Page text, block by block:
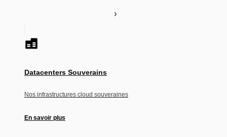
Datacenters Souverains
Nos infrastructures cloud souveraines
En savoir plus